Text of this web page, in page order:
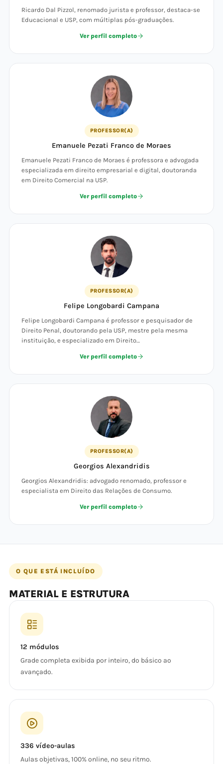
Ricardo Dal Pizzol, renomado jurista e professor, destaca-se
Educacional e USP, com múltiplas pós-graduações.
Ver perfil completo
PROFESSOR(A)
Emanuele Pezati Franco de Moraes
Emanuele Pezati Franco de Moraes é professora e advogada
especializada em direito empresarial e digital, doutoranda
em Direito Comercial na USP.
Ver perfil completo
PROFESSOR(A)
Felipe Longobardi Campana
Felipe Longobardi Campana é professor e pesquisador de
Direito Penal, doutorando pela USP, mestre pela mesma
instituição, e especializado em Direito…
Ver perfil completo
PROFESSOR(A)
Georgios Alexandridis
Georgios Alexandridis: advogado renomado, professor e
especialista em Direito das Relações de Consumo.
Ver perfil completo
O QUE ESTÁ INCLUÍDO
MATERIAL E ESTRUTURA
12 módulos
Grade completa exibida por inteiro, do básico ao
avançado.
336 vídeo-aulas
Aulas objetivas, 100% online, no seu ritmo.